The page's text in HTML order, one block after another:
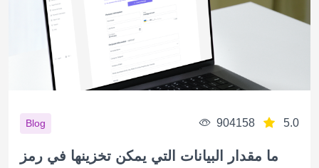
Blog 904158 5.0
ما مقدار البيانات التي يمكن تخزينها في رمز